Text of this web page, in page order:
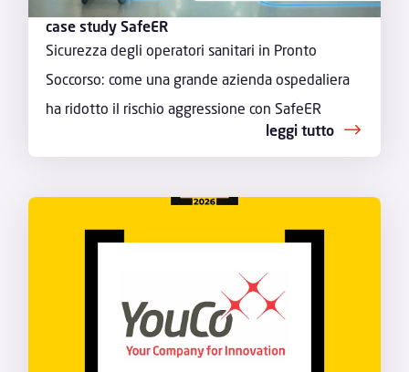
case study SafeER
Sicurezza degli operatori sanitari in Pronto
Soccorso: come una grande azienda ospedaliera
ha ridotto il rischio aggressione con SafeER
leggi tutto